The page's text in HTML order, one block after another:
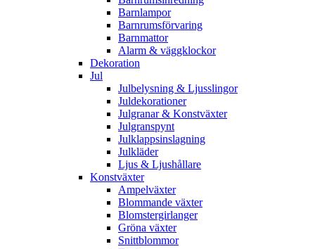
Barnlampor
Barnrumsförvaring
Barnmattor
Alarm & väggklockor
Dekoration
Jul
Julbelysning & Ljusslingor
Juldekorationer
Julgranar & Konstväxter
Julgranspynt
Julklappsinslagning
Julkläder
Ljus & Ljushållare
Konstväxter
Ampelväxter
Blommande växter
Blomstergirlanger
Gröna växter
Snittblommor